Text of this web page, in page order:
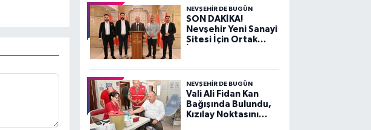
NEVŞEHIR DE BUGÜN
SON DAKİKA!
Nevşehir Yeni Sanayi
Sitesi İçin Ortak
NEVŞEHIR DE BUGÜN
Vali Ali Fidan Kan
Bağışında Bulundu,
Kızılay Noktasını